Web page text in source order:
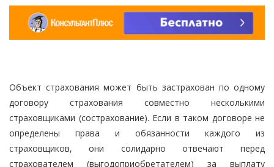
Объект страхования может быть застрахован по одному
договору страхования совместно несколькими
страховщиками (сострахование). Если в таком договоре не
определены права и обязанности каждого из
страховщиков, они солидарно отвечают перед
страхователем (выгодоприобретателем) за выплату